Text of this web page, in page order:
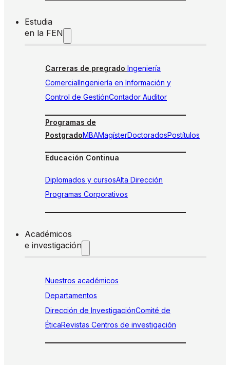
Estudia
en la FEN
Carreras de pregrado Ingeniería
ComercialIngeniería en Información y
Control de GestiónContador Auditor
Programas de
PostgradoMBAMagísterDoctoradosPostítulos
Educación Continua
Diplomados y cursosAlta Dirección
Programas Corporativos
Académicos
e investigación
Nuestros académicos
Departamentos
Dirección de InvestigaciónComité de
ÉticaRevistas Centros de investigación